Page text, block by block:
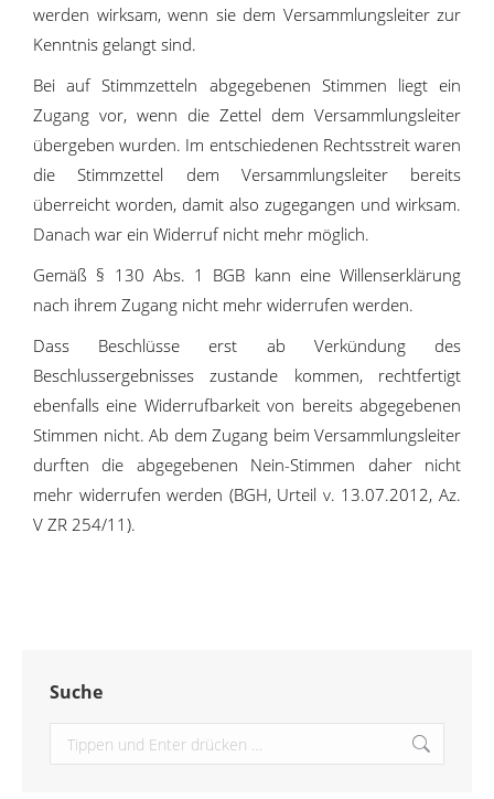
werden wirksam, wenn sie dem Versammlungsleiter zur
Kenntnis gelangt sind.
Bei auf Stimmzetteln abgegebenen Stimmen liegt ein
Zugang vor, wenn die Zettel dem Versammlungsleiter
übergeben wurden. Im entschiedenen Rechtsstreit waren
die Stimmzettel dem Versammlungsleiter bereits
überreicht worden, damit also zugegangen und wirksam.
Danach war ein Widerruf nicht mehr möglich.
Gemäß § 130 Abs. 1 BGB kann eine Willenserklärung
nach ihrem Zugang nicht mehr widerrufen werden.
Dass Beschlüsse erst ab Verkündung des
Beschlussergebnisses zustande kommen, rechtfertigt
ebenfalls eine Widerrufbarkeit von bereits abgegebenen
Stimmen nicht. Ab dem Zugang beim Versammlungsleiter
durften die abgegebenen Nein-Stimmen daher nicht
mehr widerrufen werden (BGH, Urteil v. 13.07.2012, Az.
V ZR 254/11).
Suche